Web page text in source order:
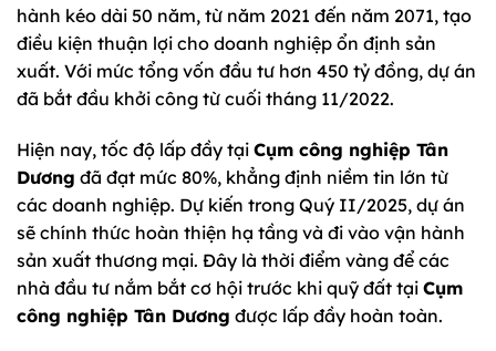
hành kéo dài 50 năm, từ năm 2021 đến năm 2071, tạo
điều kiện thuận lợi cho doanh nghiệp ổn định sản
xuất. Với mức tổng vốn đầu tư hơn 450 tỷ đồng, dự án
đã bắt đầu khởi công từ cuối tháng 11/2022.
Hiện nay, tốc độ lấp đầy tại Cụm công nghiệp Tân
Dương đã đạt mức 80%, khẳng định niềm tin lớn từ
các doanh nghiệp. Dự kiến trong Quý II/2025, dự án
sẽ chính thức hoàn thiện hạ tầng và đi vào vận hành
sản xuất thương mại. Đây là thời điểm vàng để các
nhà đầu tư nắm bắt cơ hội trước khi quỹ đất tại Cụm
công nghiệp Tân Dương được lấp đầy hoàn toàn.